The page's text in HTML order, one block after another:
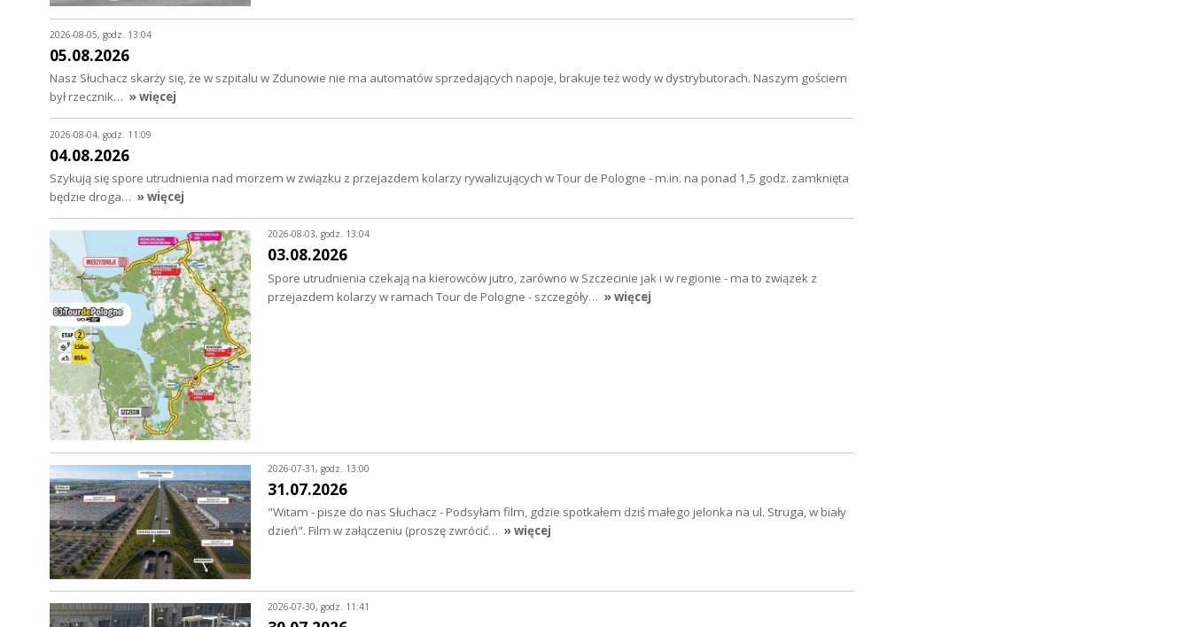
2026-08-05, godz. 13:04
05.08.2026
Nasz Słuchacz skarży się, że w szpitalu w Zdunowie nie ma automatów sprzedających napoje, brakuje też wody w dystrybutorach. Naszym gościem
był rzecznik… » więcej
2026-08-04, godz. 11:09
04.08.2026
Szykują się spore utrudnienia nad morzem w związku z przejazdem kolarzy rywalizujących w Tour de Pologne - m.in. na ponad 1,5 godz. zamknięta
będzie droga… » więcej
2026-08-03, godz. 13:04
03.08.2026
Spore utrudnienia czekają na kierowców jutro, zarówno w Szczecinie jak i w regionie - ma to związek z
przejazdem kolarzy w ramach Tour de Pologne - szczegóły… » więcej
2026-07-31, godz. 13:00
31.07.2026
"Witam - pisze do nas Słuchacz - Podsyłam film, gdzie spotkałem dziś małego jelonka na ul. Struga, w biały
dzień". Film w załączeniu (proszę zwrócić… » więcej
2026-07-30, godz. 11:41